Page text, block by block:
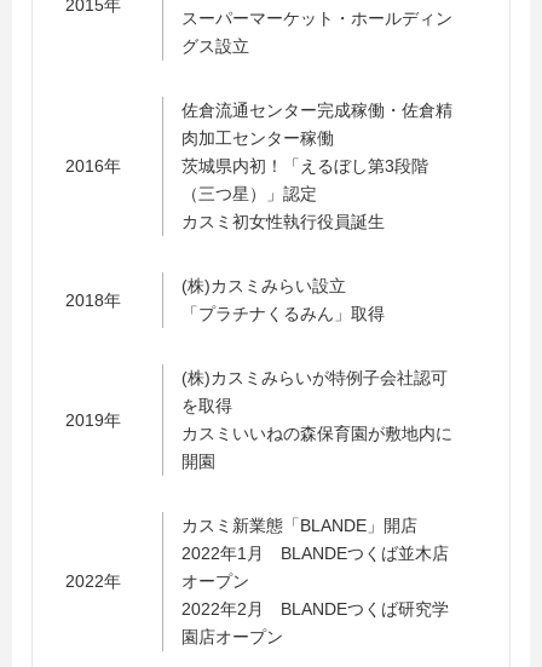
2015年
スーパーマーケット・ホールディン
グス設立
2016年
佐倉流通センター完成稼働・佐倉精
肉加工センター稼働
茨城県内初！「えるぼし第3段階
（三つ星）」認定
カスミ初女性執行役員誕生
2018年
(株)カスミみらい設立
「プラチナくるみん」取得
2019年
(株)カスミみらいが特例子会社認可
を取得
カスミいいねの森保育園が敷地内に
開園
2022年
カスミ新業態「BLANDE」開店
2022年1月 BLANDEつくば並木店
オープン
2022年2月 BLANDEつくば研究学
園店オープン